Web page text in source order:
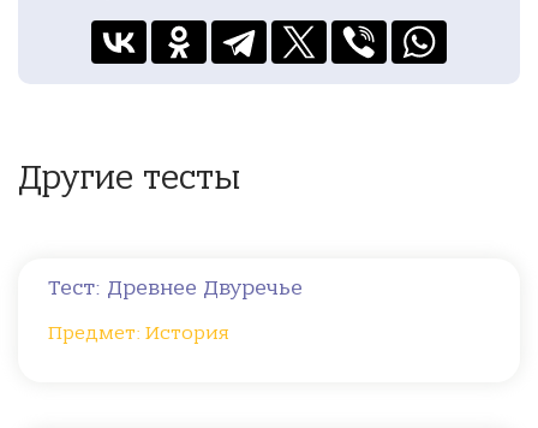
Другие тесты
Тест: Древнее Двуречье
Предмет: История